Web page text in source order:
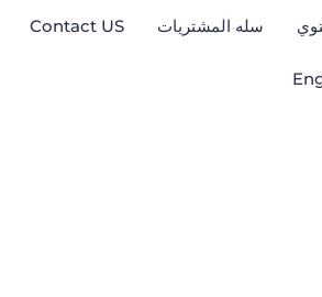
سله المشتريات Contact US